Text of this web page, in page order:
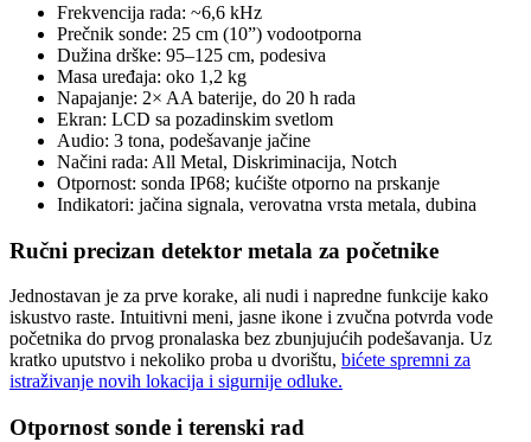
Frekvencija rada: ~6,6 kHz
Prečnik sonde: 25 cm (10”) vodootporna
Dužina drške: 95–125 cm, podesiva
Masa uređaja: oko 1,2 kg
Napajanje: 2× AA baterije, do 20 h rada
Ekran: LCD sa pozadinskim svetlom
Audio: 3 tona, podešavanje jačine
Načini rada: All Metal, Diskriminacija, Notch
Otpornost: sonda IP68; kućište otporno na prskanje
Indikatori: jačina signala, verovatna vrsta metala, dubina
Ručni precizan detektor metala za početnike
Jednostavan je za prve korake, ali nudi i napredne funkcije kako
iskustvo raste. Intuitivni meni, jasne ikone i zvučna potvrda vode
početnika do prvog pronalaska bez zbunjujućih podešavanja. Uz
kratko uputstvo i nekoliko proba u dvorištu, bićete spremni za
istraživanje novih lokacija i sigurnije odluke.
Otpornost sonde i terenski rad